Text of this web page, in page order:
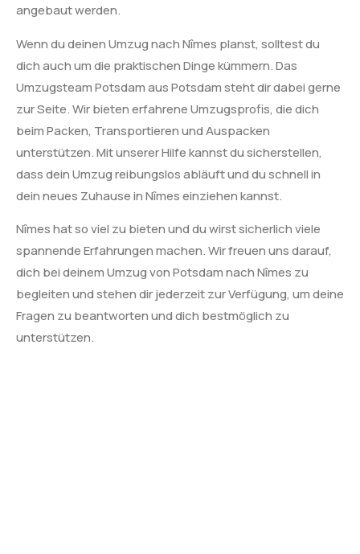
angebaut werden.
Wenn du deinen Umzug nach Nîmes planst, solltest du
dich auch um die praktischen Dinge kümmern. Das
Umzugsteam Potsdam aus Potsdam steht dir dabei gerne
zur Seite. Wir bieten erfahrene Umzugsprofis, die dich
beim Packen, Transportieren und Auspacken
unterstützen. Mit unserer Hilfe kannst du sicherstellen,
dass dein Umzug reibungslos abläuft und du schnell in
dein neues Zuhause in Nîmes einziehen kannst.
Nîmes hat so viel zu bieten und du wirst sicherlich viele
spannende Erfahrungen machen. Wir freuen uns darauf,
dich bei deinem Umzug von Potsdam nach Nîmes zu
begleiten und stehen dir jederzeit zur Verfügung, um deine
Fragen zu beantworten und dich bestmöglich zu
unterstützen.